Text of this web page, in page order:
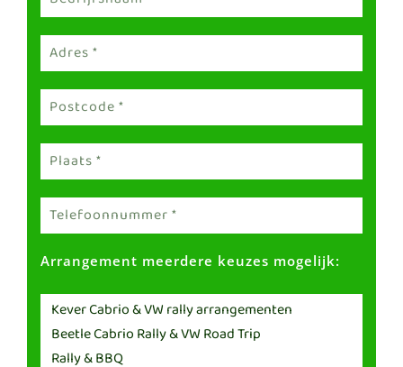
Arrangement meerdere keuzes mogelijk: